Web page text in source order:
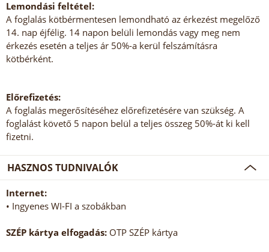
Lemondási feltétel:
A foglalás kötbérmentesen lemondható az érkezést megelőző
14. nap éjfélig. 14 napon belüli lemondás vagy meg nem
érkezés esetén a teljes ár 50%-a kerül felszámításra
kötbérként.
Előrefizetés:
A foglalás megerősítéséhez előrefizetésére van szükség. A
foglalást követő 5 napon belül a teljes összeg 50%-át ki kell
fizetni.
HASZNOS TUDNIVALÓK
Internet:
• Ingyenes WI-FI a szobákban
SZÉP kártya elfogadás: OTP SZÉP kártya